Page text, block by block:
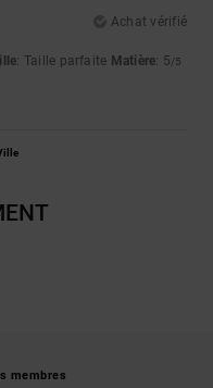
Achat vérifié
: Taille parfaite Matière: 5/5
membres